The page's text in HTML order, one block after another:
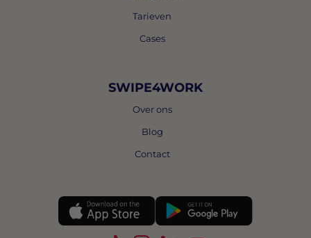
Tarieven
Cases
SWIPE4WORK
Over ons
Blog
Contact